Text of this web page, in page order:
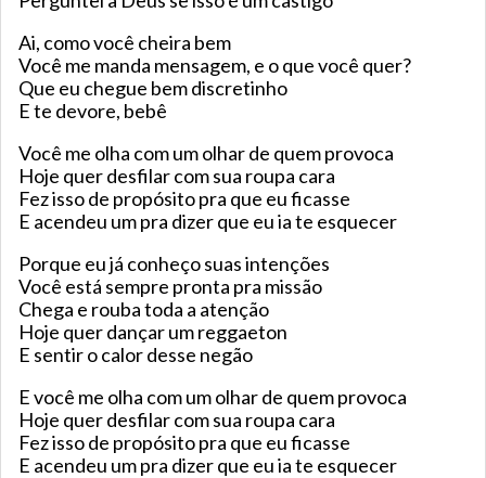
Ai, como você cheira bem
Você me manda mensagem, e o que você quer?
Que eu chegue bem discretinho
E te devore, bebê
Você me olha com um olhar de quem provoca
Hoje quer desfilar com sua roupa cara
Fez isso de propósito pra que eu ficasse
E acendeu um pra dizer que eu ia te esquecer
Porque eu já conheço suas intenções
Você está sempre pronta pra missão
Chega e rouba toda a atenção
Hoje quer dançar um reggaeton
E sentir o calor desse negão
E você me olha com um olhar de quem provoca
Hoje quer desfilar com sua roupa cara
Fez isso de propósito pra que eu ficasse
E acendeu um pra dizer que eu ia te esquecer